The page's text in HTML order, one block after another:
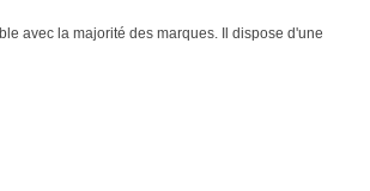
avec la majorité des marques. Il dispose d'une